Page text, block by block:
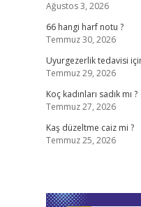
Ağustos 3, 2026
66 hangi harf notu ?
Temmuz 30, 2026
Uyurgezerlik tedavisi
Temmuz 29, 2026
Koç kadınları sadık mı ?
Temmuz 27, 2026
Kaş düzeltme caiz mi ?
Temmuz 25, 2026